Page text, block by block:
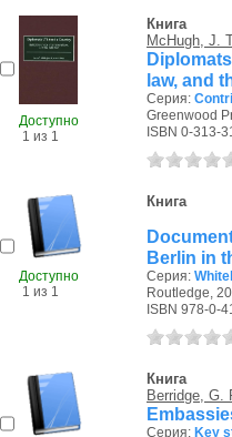
Доступно
1 из 1
Книга
McHugh, J.
law, and
Серия:
Greenwood
ISBN 0-313-
Доступно
1 из 1
Книга
Berlin in
Серия:
Routledge,
ISBN 978-0-
Книга
Berridge, G.
Серия: Key